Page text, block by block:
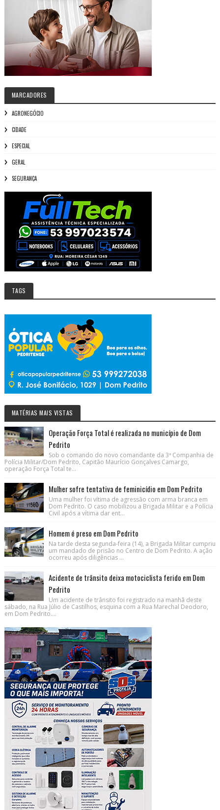
MARCADORES
AGRONEGÓCIO
CIDADE
ESPECIAL
GERAL
SEGURANÇA
TAGS
MATÉRIAS MAIS VISTAS
Operação Força Total é realizada no município de Dom
Pedrito
Sob o comando do novo comandante da 3ª Companhia de
Polícia Militar/Dom Pedrito, Capitão Maurício Gonçalves Camargo,
operação Força Total te...
Mulher sofre tentativa de feminicídio em Dom Pedrito
Uma mulher foi vítima de agressão com arma branca em
Dom Pedrito. O caso mobilizou a Brigada Militar e a Polícia
Civil após a vítima dar ent...
Homem é preso em Dom Pedrito
Na tarde desta segunda-feira (14), a Brigada Militar cumpriu
um mandado de prisão no Centro de Dom Pedrito. A ação
ocorreu após diligências ...
Acidente de trânsito deixa motociclista ferido em Dom
Pedrito
Um acidente de trânsito foi registrado na manhã deste
sábado, na Rua Júlio de Castilhos, esquina com a Rua Marechal Deodoro,
em Dom Pedrito....